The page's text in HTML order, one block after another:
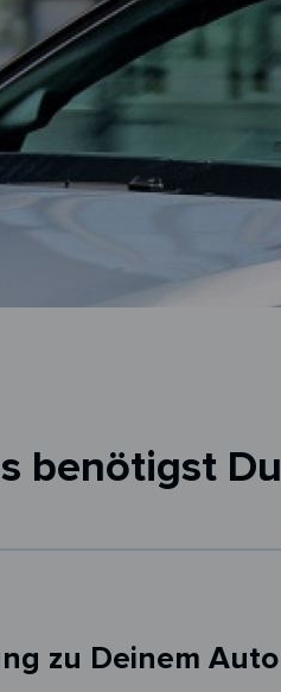
benötigst
zu Deinem Auto